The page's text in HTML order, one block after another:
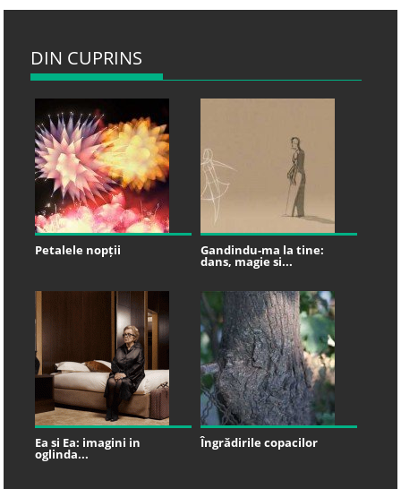
DIN CUPRINS
Petalele nopții Gandindu-ma la tine:
dans, magie si...
Ea si Ea: imagini in
oglinda...
Îngrădirile copacilor